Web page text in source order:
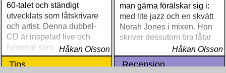
60-talet och ständigt
utvecklats som låtskrivare
och artist. Denna dubbel-
CD är inspelad live och
fungerar som en utmärkt
introduktion till denna
världsartist.
Håkan Olsson
man gärna förälskar sig i:
med lite jazz och en skvätt
Norah Jones i mixen. Hon
skriver dessutom bra låtar
Håkan Olsson
Tips Recension